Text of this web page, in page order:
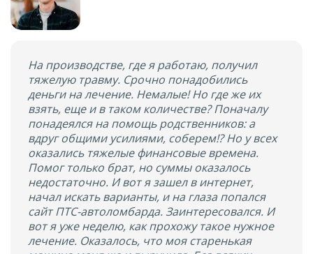
На производстве, где я работаю, получил
тяжелую травму. Срочно понадобились
деньги на лечение. Немалые! Но где же их
взять, еще и в таком количестве? Поначалу
понадеялся на помощь родственников: а
вдруг общими усилиями, соберем!? Но у всех
оказались тяжелые финансовые времена.
Помог только брат, но суммы оказалось
недостаточно. И вот я зашел в интернет,
начал искать варианты, и на глаза попался
сайт ПТС-автоломбарда. Заинтересовался. И
вот я уже неделю, как прохожу такое нужное
лечение. Оказалось, что моя старенькая